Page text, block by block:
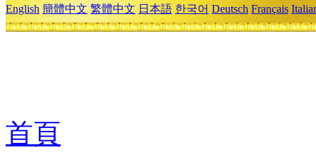
English 簡體中文 繁體中文 日本語 한국어 Deutsch Français
首頁